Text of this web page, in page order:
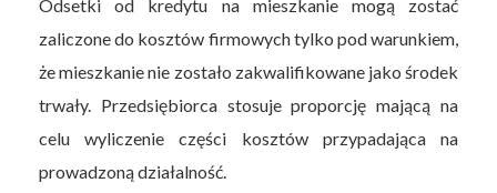
Odsetki od kredytu na mieszkanie mogą zostać
zaliczone do kosztów firmowych tylko pod warunkiem,
że mieszkanie nie zostało zakwalifikowane jako środek
trwały. Przedsiębiorca stosuje proporcję mającą na
celu wyliczenie części kosztów przypadająca na
prowadzoną działalność.